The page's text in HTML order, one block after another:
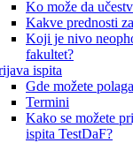
Ko može da
Kakve prednosti
Koji je nivo
fakultet?
ispita
Gde možete
Termini
Kako se možete
ispita TestDaF?